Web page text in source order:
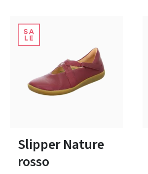
Slipper Nature
rosso